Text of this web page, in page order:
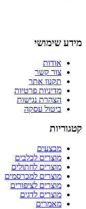
מידע שימושי
אודות
צור קשר
תקנון אתר
מדיניות פרטיות
הצהרת נגישות
ביטול עסקה
קטגוריות
מבצעים
מוצרים לכלבים
מוצרים לחתולים
מוצרים למכרסמים
מוצרים לציפורים
מוצרים לדגים
מאמרים